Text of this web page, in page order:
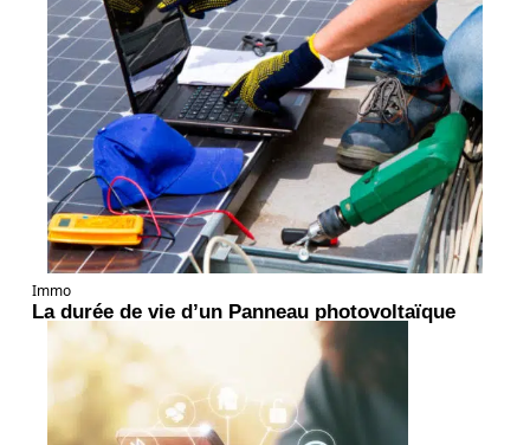
Immo
La durée de vie d’un Panneau photovoltaïque